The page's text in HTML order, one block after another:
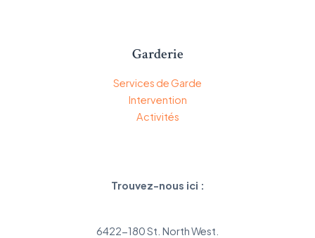
Garderie
Services de Garde
Intervention
Activités
Trouvez-nous ici :
6422-180 St. North West.